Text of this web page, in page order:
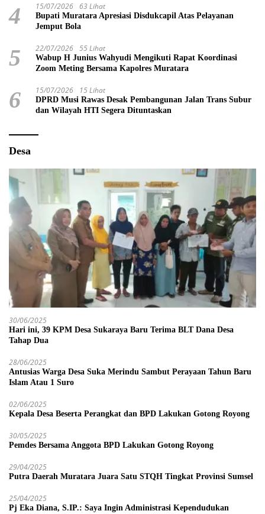
4 15/07/2026 63 Lihat
Bupati Muratara Apresiasi Disdukcapil Atas Pelayanan
Jemput Bola
5 22/07/2026 55 Lihat
Wabup H Junius Wahyudi Mengikuti Rapat Koordinasi
Zoom Meting Bersama Kapolres Muratara
6 15/07/2026 15 Lihat
DPRD Musi Rawas Desak Pembangunan Jalan Trans Subur
dan Wilayah HTI Segera Dituntaskan
Desa
30/06/2025
Hari ini, 39 KPM Desa Sukaraya Baru Terima BLT Dana Desa
Tahap Dua
28/06/2025
Antusias Warga Desa Suka Merindu Sambut Perayaan Tahun Baru
Islam Atau 1 Suro
02/06/2025
Kepala Desa Beserta Perangkat dan BPD Lakukan Gotong Royong
30/05/2025
Pemdes Bersama Anggota BPD Lakukan Gotong Royong
29/04/2025
Putra Daerah Muratara Juara Satu STQH Tingkat Provinsi Sumsel
25/04/2025
Pj Eka Diana, S.IP.: Saya Ingin Administrasi Kependudukan